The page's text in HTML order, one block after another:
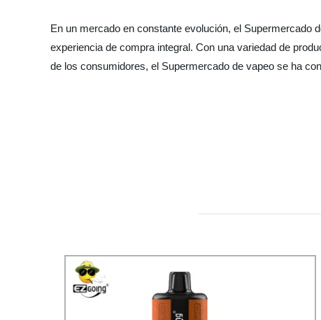
En un mercado en constante evolución, el Supermercado
experiencia de compra integral. Con una variedad de
de los consumidores, el Supermercado de vapeo se ha